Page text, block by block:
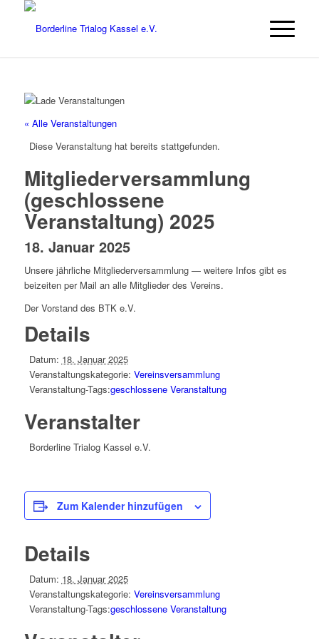
« Alle Veranstaltungen
Diese Veranstaltung hat bereits stattgefunden.
Mitgliederversammlung
(geschlossene
Veranstaltung) 2025
18. Januar 2025
Unsere jährliche Mitgliederversammlung — weitere Infos gibt es
beizeiten per Mail an alle Mitglieder des Vereins.
Der Vorstand des BTK e.V.
Details
Datum: 18. Januar 2025
Veranstaltungskategorie: Vereinsversammlung
Veranstaltung-Tags:geschlossene Veranstaltung
Veranstalter
Borderline Trialog Kassel e.V.
Zum Kalender hinzufügen
Details
Datum: 18. Januar 2025
Veranstaltungskategorie: Vereinsversammlung
Veranstaltung-Tags:geschlossene Veranstaltung